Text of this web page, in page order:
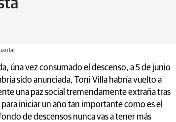
úna vez consumado el descenso, a 5 de junio
sido anunciada, Toni Villa habría vuelto a
una paz social tremendamente extraña tras
iniciar un año tan importante como es el
de descensos nunca vas a tener más